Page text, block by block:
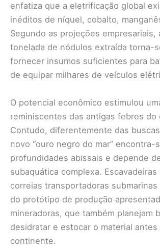
enfatiza que a eletrificação global
inéditos de níquel, cobalto,
Segundo as projeções empresariais,
tonelada de nódulos extraída torna-
fornecer insumos suficientes para
de equipar milhares de veículos
O potencial econômico estimulou
reminiscentes das antigas febres do
Contudo, diferentemente das
novo “ouro negro do mar” encontra-
profundidades abissais e depende
subaquática complexa.
correias transportadoras
do protótipo de produção
mineradoras, que também planejam
desidratar e estocar o material
continente.